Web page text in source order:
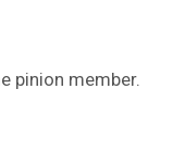
pinion member.